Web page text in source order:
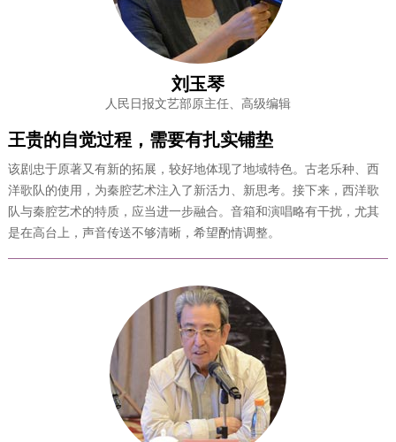
刘玉琴
人民日报文艺部原主任、高级编辑
王贵的自觉过程，需要有扎实铺垫
该剧忠于原著又有新的拓展，较好地体现了地域特色。古老乐种、西
洋歌队的使用，为秦腔艺术注入了新活力、新思考。接下来，西洋歌
队与秦腔艺术的特质，应当进一步融合。音箱和演唱略有干扰，尤其
是在高台上，声音传送不够清晰，希望酌情调整。